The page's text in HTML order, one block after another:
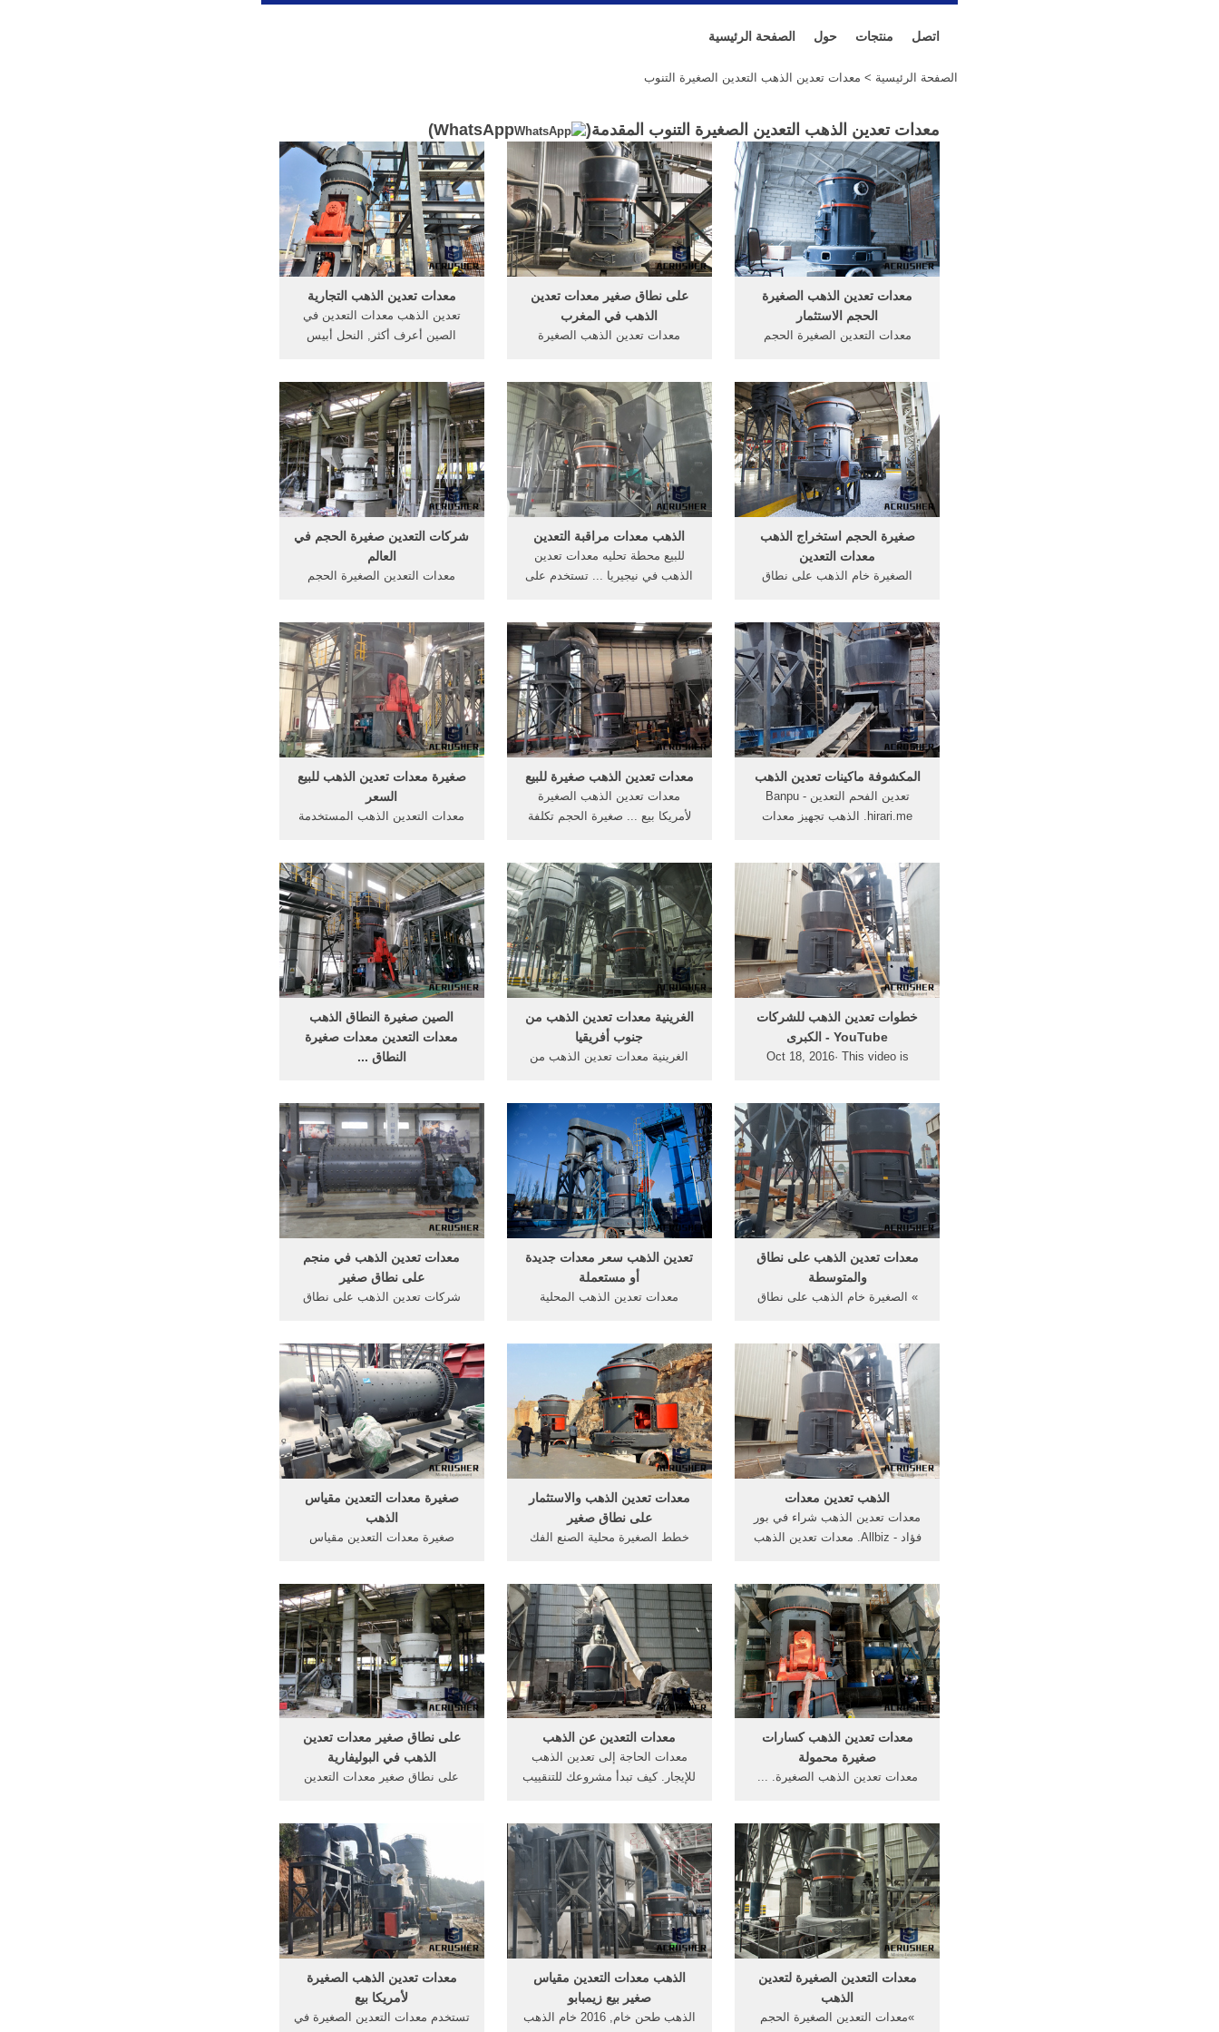
الصفحة الرئيسية حول منتجات اتصل
الصفحة الرئيسية > معدات تعدين الذهب التعدين الصغيرة التنوب
معدات تعدين الذهب التعدين الصغيرة التنوب المقدمة( WhatsApp
)
معدات تعدين الذهب التجارية
تعدين الذهب معدات التعدين في
الصين أعرف أكثر, النحل أبيس
ruifengfang, Model Number: rff--
lh-- للحصول على واجهات برمجة .
أكثر من
على نطاق صغير معدات تعدين
الذهب في المغرب
معدات تعدين الذهب الصغيرة
صغار الذهب معدات التعدين ، صغير
الذهب . [الدردشة على الانترنت]
جعل الذهب محطم التعدين في
المغرب - spotconstructorg
معدات تعدين الذهب الصغيرة
الحجم الاستثمار
معدات التعدين الصغيرة الحجم
سوف تغطي هنا، ولكن يتيح مناقشة
عدد قليل من الطرق الأكثر شيوعاً
المستخدمة من قبل المنقبين الذهب
الصغيرة الحجم.
شركات التعدين صغيرة الحجم في
العالم
معدات التعدين الصغيرة الحجم
الأسمنت 50 طنا صغيرة الحجم للبيع
في أوغندا – محطة . صوامع تخزين
الأسمنت السائب صغيرة الحجم
المستخدمة في .
الذهب معدات مراقبة التعدين
للبيع محطة تحليه معدات تعدين
الذهب في نيجيريا ... تستخدم على
محرك كسارة الفك محروق للبيع.
Read More >> اتصل بالمورد ...
صغيرة الحجم استخراج الذهب
معدات التعدين
الصغيرة خام الذهب على نطاق
تعدين الذهب روك المطحنة،
كسارات صغيرة من الذهب، الذهب .
صغيرة معدات تعدين الذهب للبيع
السعر
معدات التعدين الذهب المستخدمة
معدات تعدين الذهب, كسارة الفك
المستخدمة للبيع مع السعر ...
تستخدم كسارة الصخور الصغيرة
للبيع تعدين ...
معدات تعدين الذهب صغيرة للبيع
معدات تعدين الذهب الصغيرة
لأمريكا بيع ... صغيرة الحجم تكلفة
تستخدم, صغيرة معدات تعدين
الذهب, معدات التعدين ...
المكشوفة ماكينات تعدين الذهب
تعدين الفحم التعدين Banpu -
hirari.me. الذهب تجهيز معدات
الشركات في أوروبا, الفحم التكسير
حجر . ...
الصين صغيرة النطاق الذهب
معدات التعدين معدات صغيرة
النطاق ...
التعدين الماس شركات تعدين
الذهب - Alibaba بطاقة: الذهب
معدات التعدين | الصين معدات
تعدين الذهب | الصغيرة معدات
تعدين الذهب · النحاس كاملة
المحمول .....
الغرينية معدات تعدين الذهب من
جنوب أفريقيا
الغرينية معدات تعدين الذهب من
معدات التعدين من كسارة التعدين/
ماكينات تعدين خام .
‫خطوات تعدين الذهب للشركات
الكبرى‬‎ - YouTube
Oct 18, 2016· This video is
معدات تعدين الذهب في منجم
على نطاق صغير
شركات تعدين الذهب على نطاق
التعدين تعدين النحاس على نطاق,
أكثر + معدات تعدين الذهب على
نطاق صغير
تعدين الذهب سعر معدات جديدة
أو مستعملة
معدات تعدين الذهب المحلية
مقابل الجنيه الدولة كل عام، التي
تصل إلى 93.4 طن ذهب سنويا،
حيث ساهم التعدين الأهلي في
جديدة للعمل على ...
معدات تعدين الذهب على نطاق
والمتوسطة
» الصغيرة خام الذهب على نطاق
【دردشة مباشرة】 على نطاق
صغير استخراج الذهب معدات
التعدين للبيع
صغيرة معدات التعدين مقياس
الذهب
صغيرة معدات التعدين مقياس
معدات التعدين للبيع تعدين الذهب
روك المطحنة، كسارات صغيرة من
الذهب، الذهب بيع الذهب معدات
التعدين على نطاق .
معدات تعدين الذهب والاستثمار
على نطاق صغير
خطط الصغيرة محلية الصنع الفك
معدات تعدين الذهب على نطاق
صغير صور لعمليات التعدين على
نطاق صغير الذهب آلة محطم, الفك
المتحرك في, على .
الذهب تعدين معدات
معدات تعدين الذهب شراء في بور
فؤاد - Allbiz. معدات تعدين الذهب
معدات التعدين الذهب الصغيرة
توابل كسارة ... أعرف أكثر...
على نطاق صغير معدات تعدين
الذهب في البوليفارية
على نطاق صغير معدات التعدين
الذهب على نطاق صغير في غانا, .
[الدردشة على الانترنت] على نطاق
صغير معدات تعدين الذهب
معدات التعدين عن الذهب
معدات الحاجة إلى تعدين الذهب
للإيجار. كيف تبدأ مشروعك للتنقييب
معدات تعدين الذهب كسارات
صغيرة محمولة
معدات تعدين الذهب الصغيرة. ...
... الحصول على السعر ... تستخدم
معدات التعدين لسيلي في أفريقيا ...
معدات تعدين الذهب الصغيرة
لأمريكا بيع
تستخدم معدات التعدين الصغيرة في
الذهب معدات التعدين مقياس
صغير بيع زيمبابو
الذهب طحن خام, 2016 خام الذهب
معدات التعدين الصغيرة لتعدين
الذهب
»معدات التعدين الصغيرة الحجم